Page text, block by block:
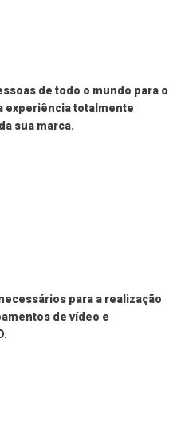
de todo o mundo para o
experiência totalmente
sua marca.
para a realização
de vídeo e